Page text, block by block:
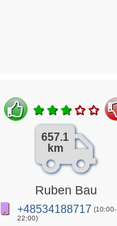
657.1
km
Ruben Bau
+48534188717 (10:00-
22:00)